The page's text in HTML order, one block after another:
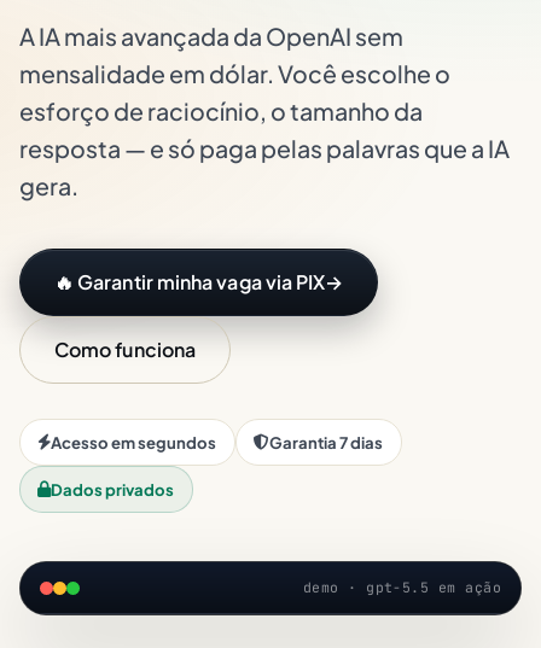
A IA mais avançada da OpenAI sem
mensalidade em dólar. Você escolhe o
esforço de raciocínio, o tamanho da
resposta — e só paga pelas palavras que a IA
gera.
🔥 Garantir minha vaga via PIX→
Como funciona
Acesso em segundos Garantia 7 dias
Dados privados
demo · gpt-5.5 em ação